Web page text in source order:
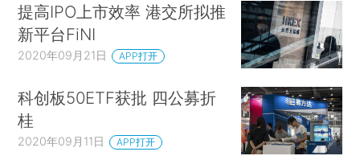
提高IPO上市效率 港交所拟推
新平台FiNI
2020年09月21日 APP打开
科创板50ETF获批 四公募折
桂
2020年09月11日 APP打开